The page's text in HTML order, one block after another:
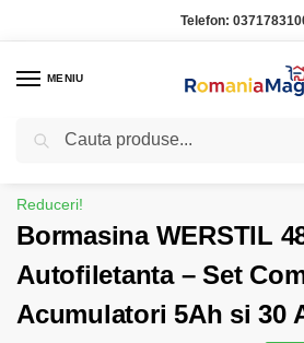
Telefon:
MENIU
Prima pagină / Casa Gradina
Reduceri!
Bormasina WERSTIL
Autofiletanta – Set
Acumulatori 5Ah si 30